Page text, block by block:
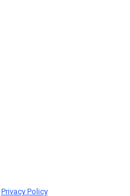
Privacy Policy